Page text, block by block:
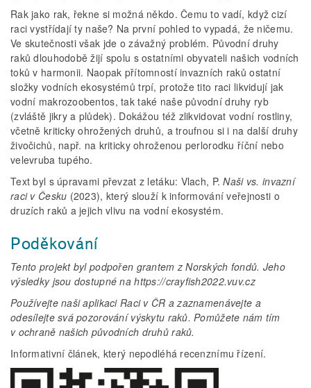
Rak jako rak, řekne si možná někdo. Čemu to vadí, když cizí
raci vystřídají ty naše? Na první pohled to vypadá, že ničemu.
Ve skutečnosti však jde o závažný problém. Původní druhy
raků dlouhodobě žijí spolu s ostatními obyvateli našich vodních
toků v harmonii. Naopak přítomností invazních raků ostatní
složky vodních ekosystémů trpí, protože tito raci likvidují jak
vodní makrozoobentos, tak také naše původní druhy ryb
(zvláště jikry a plůdek). Dokážou též zlikvidovat vodní rostliny,
včetně kriticky ohrožených druhů, a troufnou si i na další druhy
živočichů, např. na kriticky ohroženou perlorodku říční nebo
velevruba tupého.
Text byl s úpravami převzat z letáku: Vlach, P.Naši vs. invazní
raci v Česku (2023), který slouží k informování veřejnosti o
druzích raků a jejich vlivu na vodní ekosystém.
Poděkování
Tento projekt byl podpořen grantem z Norských fondů. Jeho
výsledky jsou dostupné na https://crayfish2022.vuv.cz
Používejte naši aplikaci Raci v ČR a zaznamenávejte a
odesílejte svá pozorování výskytu raků. Pomůžete nám tím
v ochraně našich původních druhů raků.
Informativní článek, který nepodléhá recenznímu řízení.